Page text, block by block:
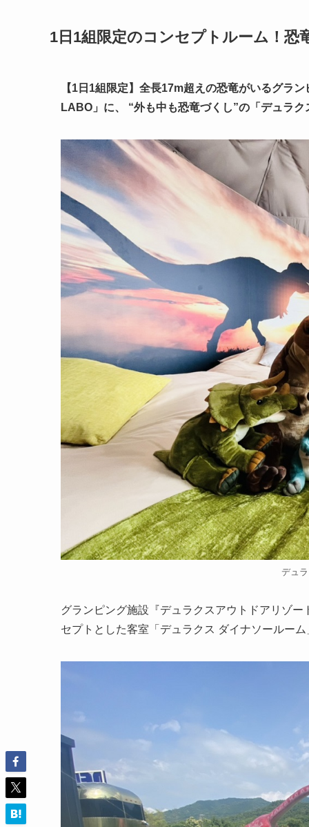
1日1組限定のコンセプトルーム！
【1日1組限定】全長17m超えの恐竜がいるグラ
LABO」に、 “外も中も恐竜づくし”の「デュラ
デュ
グランピング施設『デュラクスアウトドアリゾ
セプトとした客室「デュラクス ダイナソールー